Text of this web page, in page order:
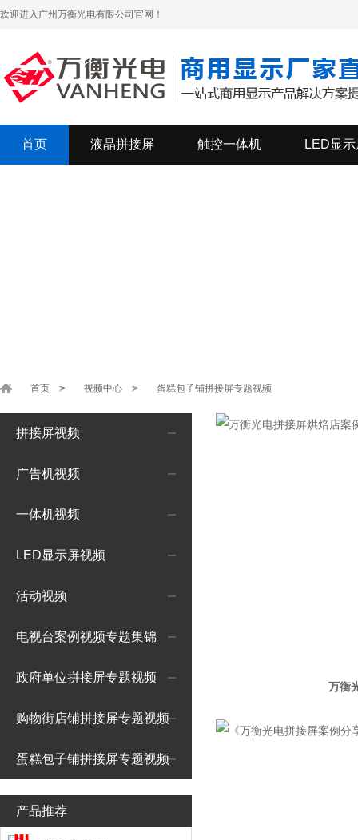
欢迎进入广州万衡光电有限公司官网！
首页 液晶拼接屏 触控一体机 LED显
首页 > 视频中心 > 蛋糕包子铺拼接屏专题视频
拼接屏视频
广告机视频
一体机视频
LED显示屏视频
活动视频
电视台案例视频专题集锦
政府单位拼接屏专题视频
购物街店铺拼接屏专题视频
蛋糕包子铺拼接屏专题视频
产品推荐
万衡